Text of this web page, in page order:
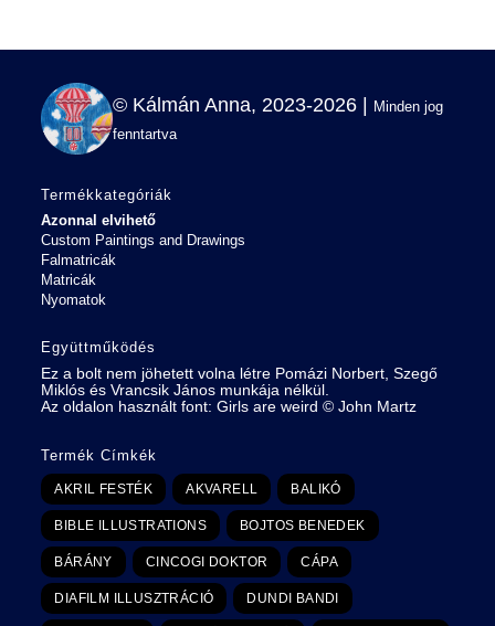
© Kálmán Anna, 2023-2026 | Minden jog
fenntartva
Termékkategóriák
Azonnal elvihető
Custom Paintings and Drawings
Falmatricák
Matricák
Nyomatok
Együttműködés
Ez a bolt nem jöhetett volna létre Pomázi Norbert, Szegő
Miklós és Vrancsik János munkája nélkül.
Az oldalon használt font:Girls are weird ©John Martz
Termék Címkék
AKRIL FESTÉK AKVARELL BALIKÓ
BIBLE ILLUSTRATIONS BOJTOS BENEDEK
BÁRÁNY CINCOGI DOKTOR CÁPA
DIAFILM ILLUSZTRÁCIÓ DUNDI BANDI